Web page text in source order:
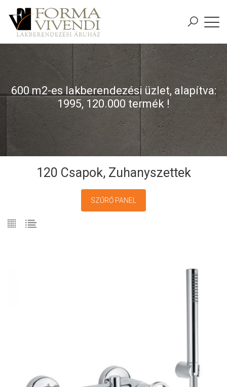
600 m2-es lakberendezési üzlet, alapítva:
1995, 120.000 termék !
120 Csapok, Zuhanyszettek
SZŰRŐ PANEL